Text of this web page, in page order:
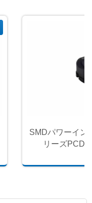
SMDパワーイン
リーズ